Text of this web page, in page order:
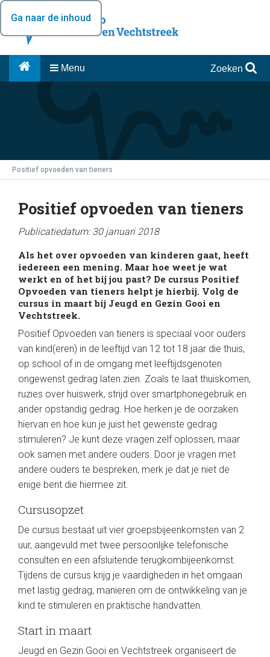
Ga naar de inhoud
Menu Zoeken
Positief opvoeden van tieners
Positief opvoeden van tieners
Publicatiedatum: 30 januari 2018
Als het over opvoeden van kinderen gaat, heeft
iedereen een mening. Maar hoe weet je wat
werkt en of het bij jou past? De cursus Positief
Opvoeden van tieners helpt je hierbij. Volg de
cursus in maart bij Jeugd en Gezin Gooi en
Vechtstreek.
Positief Opvoeden van tieners is speciaal voor ouders
van kind(eren) in de leeftijd van 12 tot 18 jaar die thuis,
op school of in de omgang met leeftijdsgenoten
ongewenst gedrag laten zien. Zoals te laat thuiskomen,
ruzies over huiswerk, strijd over smartphonegebruik en
ander opstandig gedrag. Hoe herken je de oorzaken
hiervan en hoe kun je juist het gewenste gedrag
stimuleren? Je kunt deze vragen zelf oplossen, maar
ook samen met andere ouders. Door je vragen met
andere ouders te bespreken, merk je dat je niet de
enige bent die hiermee zit.
Cursusopzet
De cursus bestaat uit vier groepsbijeenkomsten van 2
uur, aangevuld met twee persoonlijke telefonische
consulten en een afsluitende terugkombijeenkomst.
Tijdens de cursus krijg je vaardigheden in het omgaan
met lastig gedrag, manieren om de ontwikkeling van je
kind te stimuleren en praktische handvatten.
Start in maart
Jeugd en Gezin Gooi en Vechtstreek organiseert de